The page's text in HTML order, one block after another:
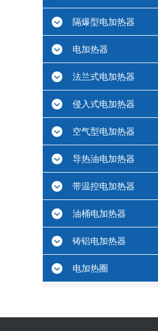
隔爆型电加热器
电加热器
法兰式电加热器
侵入式电加热器
空气型电加热器
导热油电加热器
带温控电加热器
油桶电加热器
铸铝电加热器
电加热圈